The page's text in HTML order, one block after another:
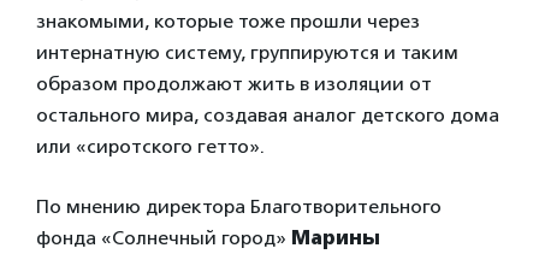
знакомыми, которые тоже прошли через
интернатную систему, группируются и таким
образом продолжают жить в изоляции от
остального мира, создавая аналог детского дома
или «сиротского гетто».
По мнению директора Благотворительного
фонда «Солнечный город» Марины